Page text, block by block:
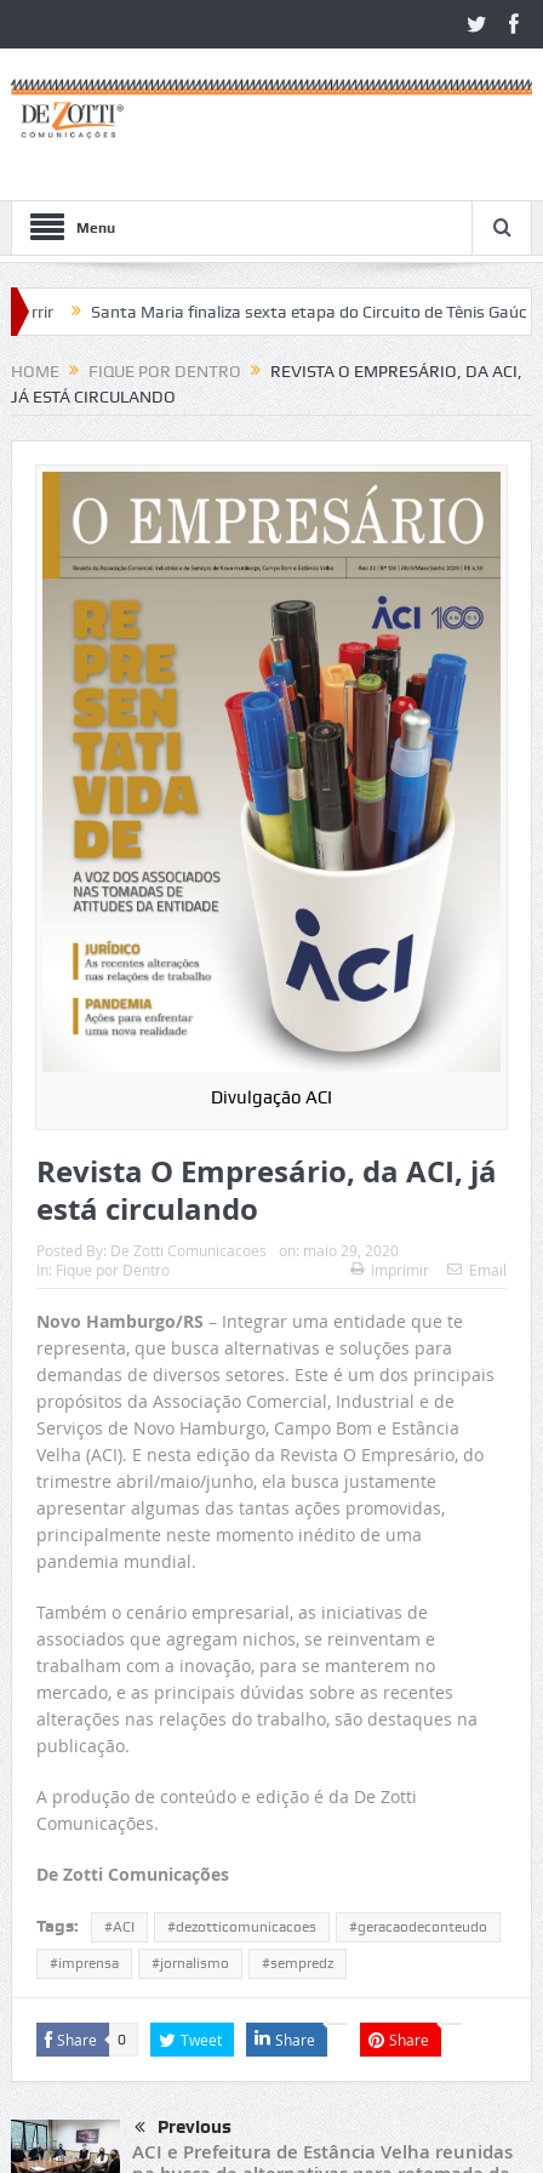
Menu
Santa Maria finaliza sexta etapa do Circuito de Tênis Gaúcho
no São Léo Open 2026
HOME FIQUE POR DENTRO
REVISTA O EMPRESÁRIO, DA ACI,
JÁ ESTÁ CIRCULANDO
Divulgação ACI
Revista O Empresário, da ACI, já
está circulando
Posted By: De Zotti Comunicacoes on: maio 29, 2020
In: Fique por Dentro Imprimir Email
Novo Hamburgo/RS – Integrar uma entidade que te
representa, que busca alternativas e soluções para
demandas de diversos setores. Este é um dos principais
propósitos da Associação Comercial, Industrial e de
Serviços de Novo Hamburgo, Campo Bom e Estância
Velha (ACI). E nesta edição da Revista O Empresário, do
trimestre abril/maio/junho, ela busca justamente
apresentar algumas das tantas ações promovidas,
principalmente neste momento inédito de uma
pandemia mundial.
Também o cenário empresarial, as iniciativas de
associados que agregam nichos, se reinventam e
trabalham com a inovação, para se manterem no
mercado, e as principais dúvidas sobre as recentes
alterações nas relações do trabalho, são destaques na
publicação.
A produção de conteúdo e edição é da De Zotti
Comunicações.
De Zotti Comunicações
Tags: #ACI #dezotticomunicacoes #geracaodeconteudo
#imprensa #jornalismo #sempredz
Share 0 Tweet Share Share
Previous
ACI e Prefeitura de Estância Velha reunidas